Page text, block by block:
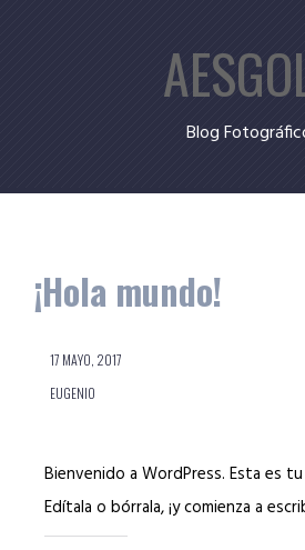
Blog
¡Hola mundo!
17 MAYO, 2017
EUGENIO
Bienvenido a WordPress. Esta es
Edítala o bórrala, ¡y comienza a